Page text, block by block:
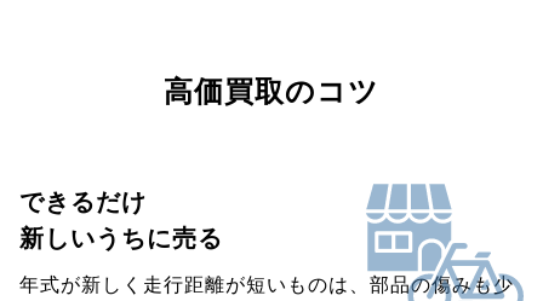
高価買取のコツ
できるだけ
新しいうちに売る
年式が新しく走行距離が短いものは、部品の傷みも少